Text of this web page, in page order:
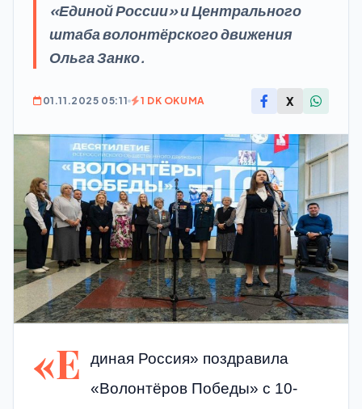
«Единой России» и Центрального
штаба волонтёрского движения
Ольга Занко.
01.11.2025 05:11 1 DK OKUMA X
«Е
диная Россия» поздравила
«Волонтёров Победы» с 10-